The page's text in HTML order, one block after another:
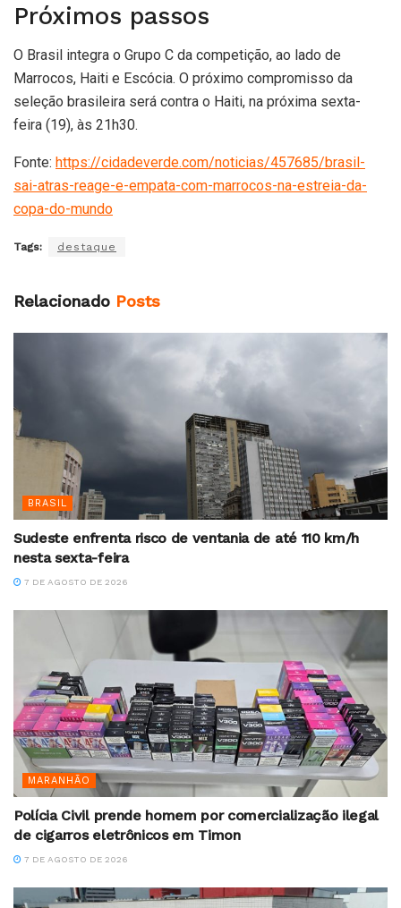
Próximos passos
O Brasil integra o Grupo C da competição, ao lado de
Marrocos, Haiti e Escócia. O próximo compromisso da
seleção brasileira será contra o Haiti, na próxima sexta-
feira (19), às 21h30.
Fonte: https://cidadeverde.com/noticias/457685/brasil-
sai-atras-reage-e-empata-com-marrocos-na-estreia-da-
copa-do-mundo
Tags: destaque
Relacionado Posts
BRASIL
Sudeste enfrenta risco de ventania de até 110 km/h
nesta sexta-feira
7 DE AGOSTO DE 2026
MARANHÃO
Polícia Civil prende homem por comercialização ilegal
de cigarros eletrônicos em Timon
7 DE AGOSTO DE 2026